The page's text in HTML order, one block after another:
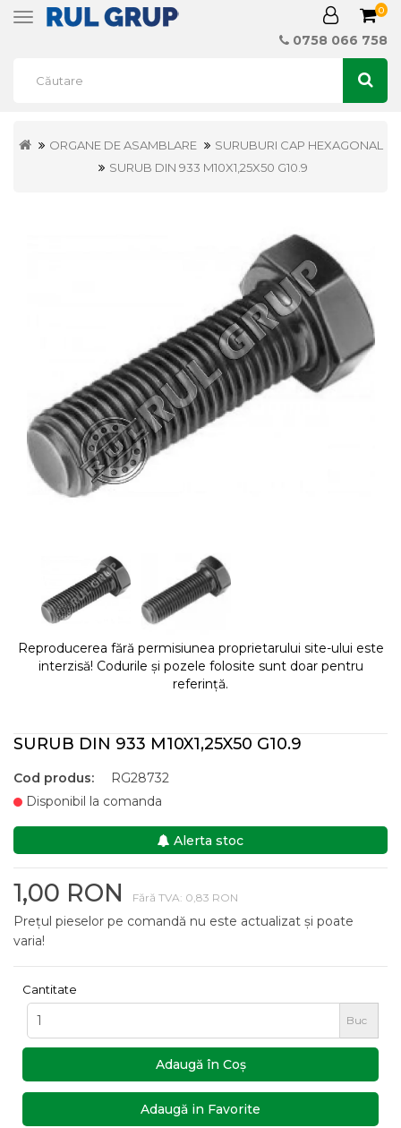
Toggle
0
0758 066 758
ORGANE DE ASAMBLARE
SURUBURI CAP HEXAGONAL
SURUB DIN 933 M10X1,25X50 G10.9
Reproducerea fără permisiunea proprietarului site-ului este
interzisă! Codurile și pozele folosite sunt doar pentru
referință.
SURUB DIN 933 M10X1,25X50 G10.9
Cod produs:
RG28732
Disponibil la comanda
Alerta stoc
1,00 RON Fără TVA: 0,83 RON
Prețul pieselor pe comandă nu este actualizat și poate
varia!
Cantitate
Buc
Adaugă în Coş
Adaugă in Favorite